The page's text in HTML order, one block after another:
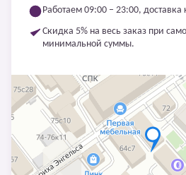
Работаем 09:00 – 23:00, доставка
Скидка 5% на весь заказ при
минимальной суммы.